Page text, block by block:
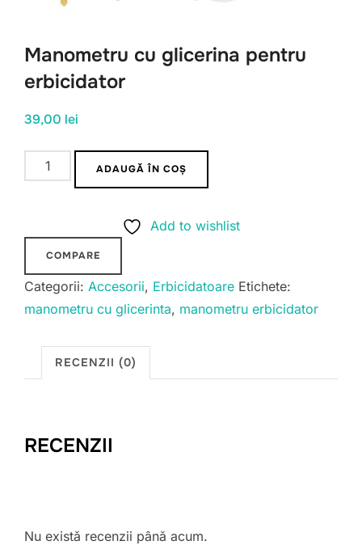
Manometru cu glicerina pentru
erbicidator
39,00 lei
Cantitate
Manometru
pentru
erbicidator
ADAUGĂ ÎN COȘ
Add to wishlist
COMPARE
Categorii: Accesorii, Erbicidatoare Etichete:
manometru cu glicerinta, manometru erbicidator
RECENZII (0)
RECENZII
Nu există recenzii până acum.